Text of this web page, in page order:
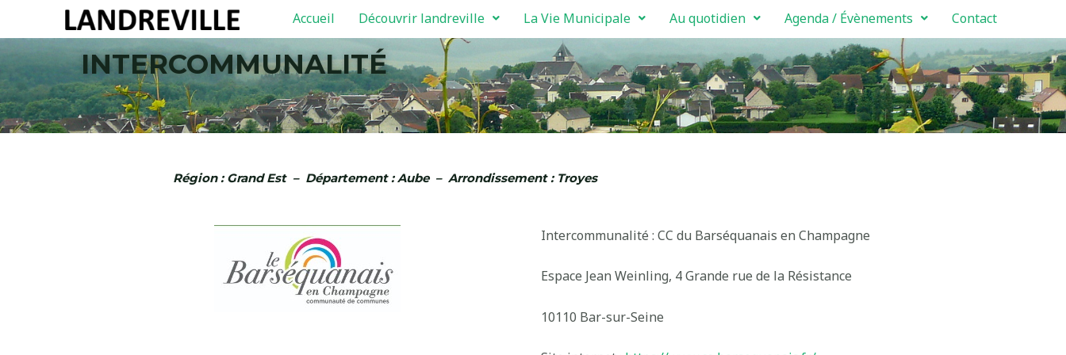
contenu
Accueil Découvrir landreville La Vie Municipale Au quotidien Agenda / Évènements Contact
INTERCOMMUNALITÉ
Région : Grand Est – Département : Aube – Arrondissement : Troyes
Intercommunalité : CC du Barséquanais en Champagne
Espace Jean Weinling, 4 Grande rue de la Résistance
10110 Bar-sur-Seine